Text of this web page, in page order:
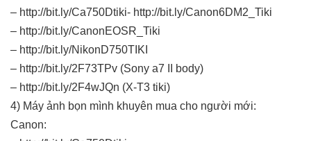
– http://bit.ly/Ca750Dtiki- http://bit.ly/Canon6DM2_Tiki
– http://bit.ly/CanonEOSR_Tiki
– http://bit.ly/NikonD750TIKI
– http://bit.ly/2F73TPv (Sony a7 II body)
– http://bit.ly/2F4wJQn (X-T3 tiki)
4) Máy ảnh bọn mình khuyên mua cho người mới:
Canon: